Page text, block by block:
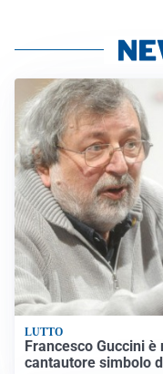
LUTTO
Francesco Guccini
cantautore simbolo